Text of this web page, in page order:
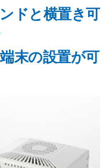
ドと横置き可
末の設置が可